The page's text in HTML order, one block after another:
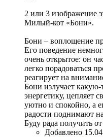
2 или 3 изображение
Милый-кот «Бони».
Бони – воплощение
Его поведение
очень открытое: он
легко порадоваться
реагирует на
Бони излучает
энергетику, цепляет
уютно и спокойно, а
радости поднимают
Буду рада получить
Добавлено